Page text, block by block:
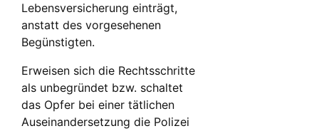
Lebensversicherung einträgt,
anstatt des vorgesehenen
Begünstigten.
Erweisen sich die Rechtsschritte
als unbegründet bzw. schaltet
das Opfer bei einer tätlichen
Auseinandersetzung die Polizei